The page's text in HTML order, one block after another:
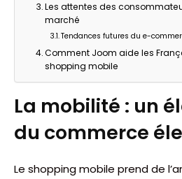
Les attentes des
marché
Tendances futures du e-
Comment Joom aide les
shopping mobile
La mobilité : un
du commerce
Le shopping mobile prend de